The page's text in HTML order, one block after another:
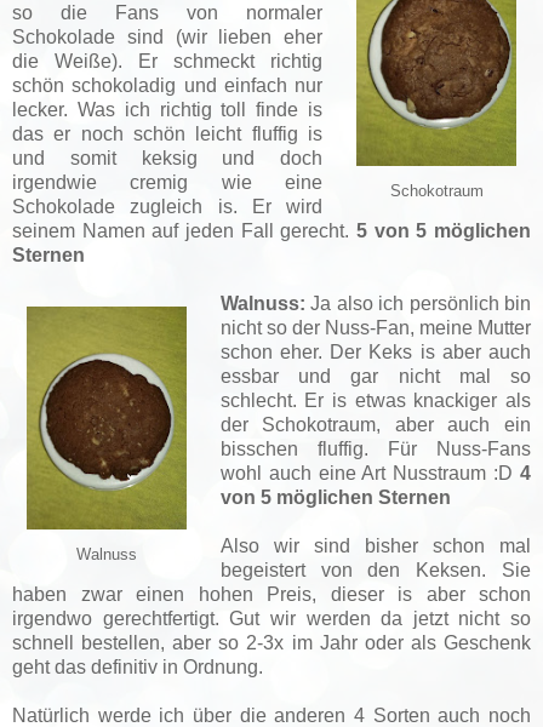
Schokotraum
so die Fans von normaler
Schokolade sind (wir lieben eher
die Weiße). Er schmeckt richtig
schön schokoladig und einfach nur
lecker. Was ich richtig toll finde is
das er noch schön leicht fluffig is
und somit keksig und doch
irgendwie cremig wie eine
Schokolade zugleich is. Er wird
seinem Namen auf jeden Fall gerecht. 5 von 5 möglichen
Sternen
Walnuss
Walnuss: Ja also ich persönlich bin
nicht so der Nuss-Fan, meine Mutter
schon eher. Der Keks is aber auch
essbar und gar nicht mal so
schlecht. Er is etwas knackiger als
der Schokotraum, aber auch ein
bisschen fluffig. Für Nuss-Fans
wohl auch eine Art Nusstraum :D 4
von 5 möglichen Sternen
Also wir sind bisher schon mal
begeistert von den Keksen. Sie
haben zwar einen hohen Preis, dieser is aber schon
irgendwo gerechtfertigt. Gut wir werden da jetzt nicht so
schnell bestellen, aber so 2-3x im Jahr oder als Geschenk
geht das definitiv in Ordnung.
Natürlich werde ich über die anderen 4 Sorten auch noch